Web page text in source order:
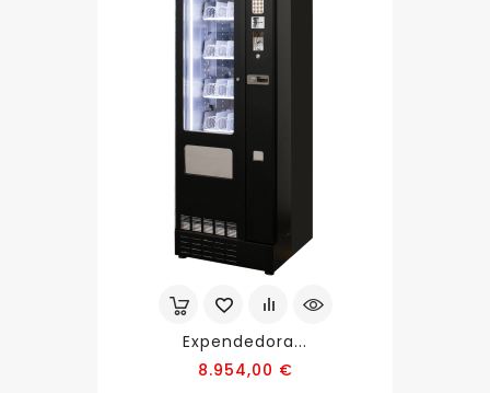
Expendedora...
8.954,00 €Precio